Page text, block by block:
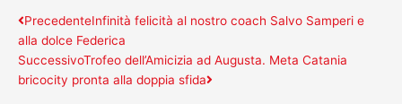
Precedente
PrecedenteInfinità felicità al nostro coach Salvo Samperi e
alla dolce Federica
SuccessivoTrofeo dell’Amicizia ad Augusta. Meta Catania
bricocity pronta alla doppia sfida
Successivo